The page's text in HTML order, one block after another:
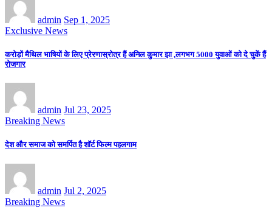
admin Sep 1, 2025
Exclusive News
करोड़ों मैथिल भाषियों के लिए प्रेरणास्रोत्र हैं अनिल कुमार झा ,लगभग 5000 युवाओं को दे चुकें हैं
रोजगार
admin Jul 23, 2025
Breaking News
देश और समाज को समर्पित है शॉर्ट फिल्म पहलगाम
admin Jul 2, 2025
Breaking News